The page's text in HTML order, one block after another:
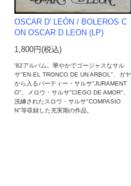
OSCAR D' LEÓN / BOLEROS C
ON OSCAR D LEON (LP)
1,800円(税込)
'82アルバム。華やかでゴージャスなサル
サ"EN EL TRONCO DE UN ARBOL"、ガヤ
から入るパーティー・サルサ"JURAMENT
O"、メロウ・サルサ"CIEGO DE AMOR"、
洗練されたスロウ・サルサ"COMPASIO
N"等収録した充実期の作品。